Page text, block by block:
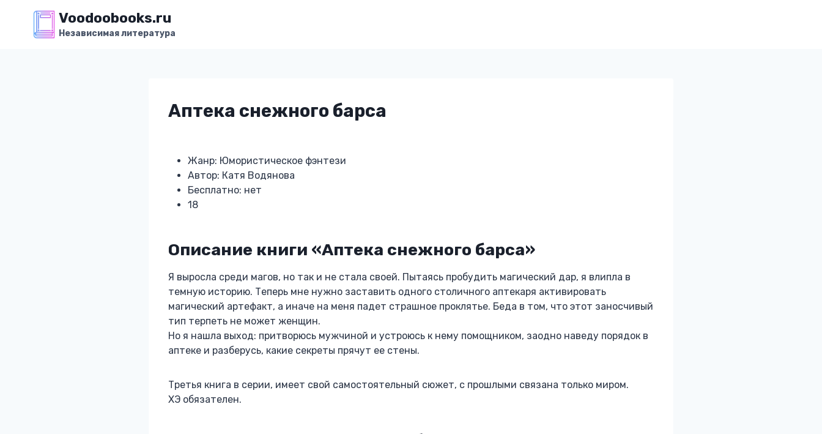
содержимому
Voodoobooks.ru
Независимая литература
Аптека снежного барса
Жанр: Юмористическое фэнтези
Автор: Катя Водянова
Бесплатно: нет
18
Описание книги «Аптека снежного барса»
Я выросла среди магов, но так и не стала своей. Пытаясь пробудить магический дар, я влипла в
темную историю. Теперь мне нужно заставить одного столичного аптекаря активировать
магический артефакт, а иначе на меня падет страшное проклятье. Беда в том, что этот заносчивый
тип терпеть не может женщин.
Но я нашла выход: притворюсь мужчиной и устроюсь к нему помощником, заодно наведу порядок в
аптеке и разберусь, какие секреты прячут ее стены.
Третья книга в серии, имеет свой самостоятельный сюжет, с прошлыми связана только миром.
ХЭ обязателен.